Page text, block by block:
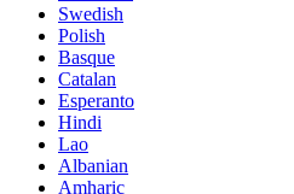
Swedish
Polish
Basque
Catalan
Esperanto
Hindi
Lao
Albanian
Amharic